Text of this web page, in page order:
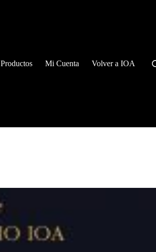
Productos Mi Cuenta Volver a IOA